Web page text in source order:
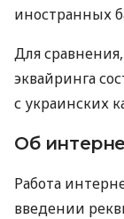
иностранных
Для сравнения,
эквайринга
с украинских
Об
Работа
введении